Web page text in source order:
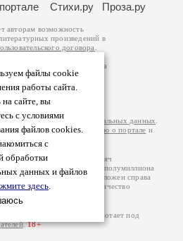
файлы cookie
работы сайта.
на сайте, вы
с условиями
файлов cookies.
с
обработки
данных и файлов
здесь.
Стихи.ру Проза.ру
авторам возможность
произведений в
договора
принадлежат авторам
произведений возможна
которому вы можете
Ответственность за
самостоятельно на
изаконодательства
Политики обработки персональных данных
подробнуюинформацию о портале и
Проза.ру – порядка 100 тысяч
просматривают более полумиллиона
который расположен справа
указано по две цифры: количество
2000-2026. Портал работает под
.18+